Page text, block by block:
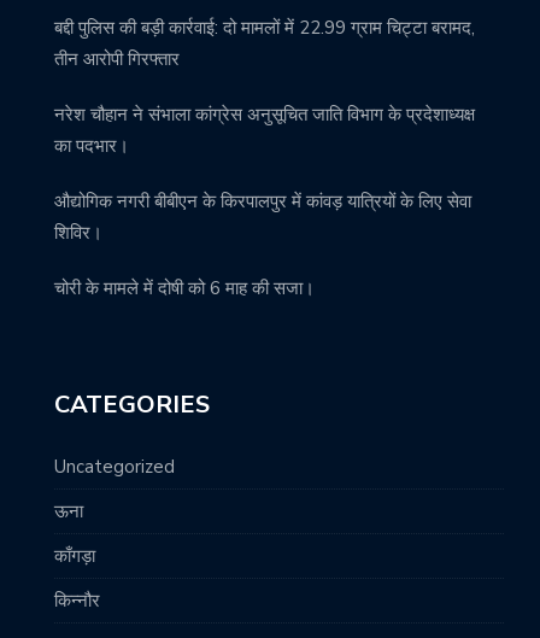
बद्दी पुलिस की बड़ी कार्रवाई: दो मामलों में 22.99 ग्राम चिट्टा बरामद,
तीन आरोपी गिरफ्तार
नरेश चौहान ने संभाला कांग्रेस अनुसूचित जाति विभाग के प्रदेशाध्यक्ष
का पदभार।
औद्योगिक नगरी बीबीएन के किरपालपुर में कांवड़ यात्रियों के लिए सेवा
शिविर।
चोरी के मामले में दोषी को 6 माह की सजा।
CATEGORIES
Uncategorized
ऊना
काँगड़ा
किन्नौर